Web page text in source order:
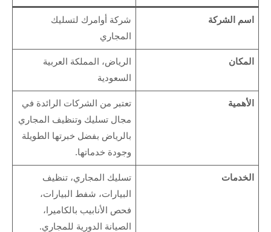
اسم الشركة
شركة أوامرك لتسليك
المجاري
المكان
الرياض، المملكة العربية
السعودية
الأهمية
تعتبر من الشركات الرائدة في
مجال تسليك وتنظيف المجاري
بالرياض بفضل خبرتها الطويلة
وجودة خدماتها.
الخدمات
تسليك المجاري، تنظيف
البيارات، شفط البيارات،
فحص الأنابيب بالكاميرا،
الصيانة الدورية للمجاري.